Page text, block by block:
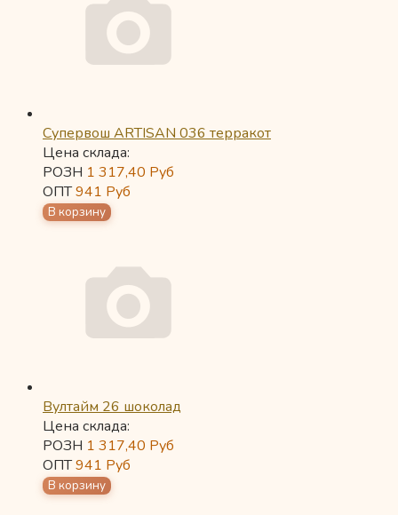
Супервош ARTISAN 036 терракот
Цена склада:
РОЗН 1 317,40 Руб
ОПТ941 Руб
Вултайм 26 шоколад
Цена склада:
РОЗН 1 317,40 Руб
ОПТ941 Руб